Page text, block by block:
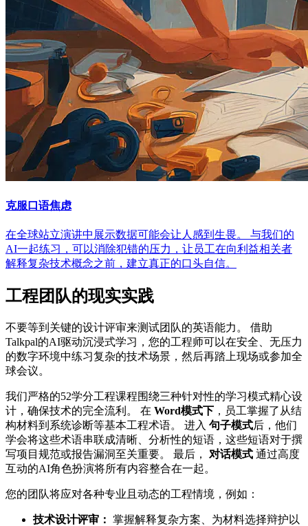
克服口语焦虑
在全球站立演讲中展示数据可能会让人感到生畏。 与我们的
AI一起练习，可以消除犯错的压力，让员工在向利益相关者
解释复杂技术概念之前，建立真正的口头自信。
工程团队的现实实践
不要等到关键的设计评审来测试团队的英语能力。 借助
Talkpal的AI驱动沉浸式学习，您的工程师可以在安全、无压力
的数字环境中练习复杂的技术场景，然后再踏上现场或参加全
球会议。
我们严格的52学分工程课程围绕三种针对性的学习模式精心设
计，确保技术的完全流利。 在 Word模式下 ，员工掌握了从结
构材料到系统诊断等基本工程术语。 进入 句子模式后，他们
学会将这些术语串联成清晰、分析性的短语，这些短语对于撰
写项目规范或报告漏洞至关重要。 最后， 对话模式 通过高度
互动的AI角色扮演将所有内容整合在一起。
您的团队将应对各种专业且动态的工程情境，例如：
技术设计评审： 掌握解释复杂方案、为材料选择辩护以